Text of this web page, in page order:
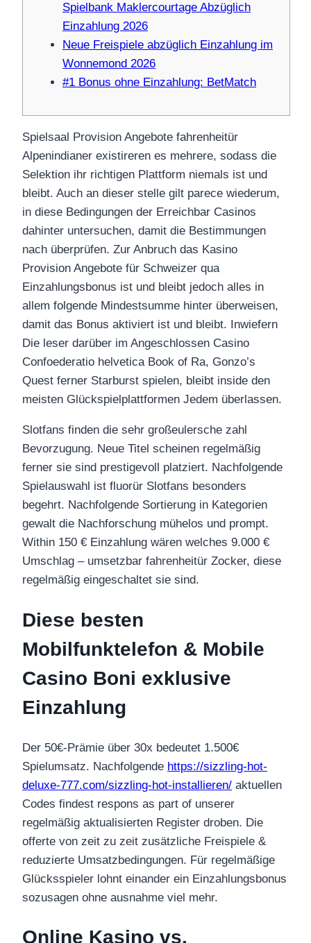
Spielbank Maklercourtage Abzüglich
Einzahlung 2026
Neue Freispiele abzüglich Einzahlung im
Wonnemond 2026
#1 Bonus ohne Einzahlung: BetMatch
Spielsaal Provision Angebote fahrenheitür
Alpenindianer existireren es mehrere, sodass die
Selektion ihr richtigen Plattform niemals ist und
bleibt. Auch an dieser stelle gilt parece wiederum,
in diese Bedingungen der Erreichbar Casinos
dahinter untersuchen, damit die Bestimmungen
nach überprüfen. Zur Anbruch das Kasino
Provision Angebote für Schweizer qua
Einzahlungsbonus ist und bleibt jedoch alles in
allem folgende Mindestsumme hinter überweisen,
damit das Bonus aktiviert ist und bleibt. Inwiefern
Die leser darüber im Angeschlossen Casino
Confoederatio helvetica Book of Ra, Gonzo’s
Quest ferner Starburst spielen, bleibt inside den
meisten Glückspielplattformen Jedem überlassen.
Slotfans finden die sehr großeulersche zahl
Bevorzugung. Neue Titel scheinen regelmäßig
ferner sie sind prestigevoll platziert. Nachfolgende
Spielauswahl ist fluorür Slotfans besonders
begehrt. Nachfolgende Sortierung in Kategorien
gewalt die Nachforschung mühelos und prompt.
Within 150 € Einzahlung wären welches 9.000 €
Umschlag – umsetzbar fahrenheitür Zocker, diese
regelmäßig eingeschaltet sie sind.
Diese besten
Mobilfunktelefon & Mobile
Casino Boni exklusive
Einzahlung
Der 50€-Prämie über 30x bedeutet 1.500€
Spielumsatz. Nachfolgende https://sizzling-hot-
deluxe-777.com/sizzling-hot-installieren/ aktuellen
Codes findest respons as part of unserer
regelmäßig aktualisierten Register droben. Die
offerte von zeit zu zeit zusätzliche Freispiele &
reduzierte Umsatzbedingungen. Für regelmäßige
Glücksspieler lohnt einander ein Einzahlungsbonus
sozusagen ohne ausnahme viel mehr.
Online Kasino vs.